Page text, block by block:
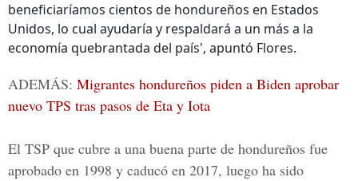
beneficiaríamos cientos de hondureños en Estados
Unidos, lo cual ayudaría y respaldará a un más a la
economía quebrantada del país', apuntó Flores.
ADEMÁS: Migrantes hondureños piden a Biden aprobar
nuevo TPS tras pasos de Eta y Iota
El TSP que cubre a una buena parte de hondureños fue
aprobado en 1998 y caducó en 2017, luego ha sido